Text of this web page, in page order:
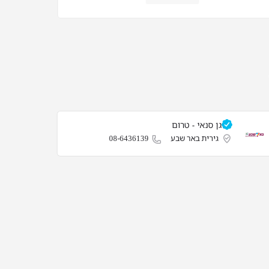
גן סנאי - טרום
גירית באר שבע 08-6436139